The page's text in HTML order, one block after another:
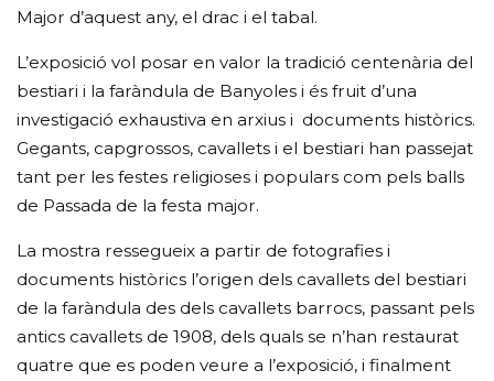
Major d’aquest any, el drac i el tabal.
L’exposició vol posar en valor la tradició centenària del
bestiari i la faràndula de Banyoles i és fruit d’una
investigació exhaustiva en arxius i documents històrics.
Gegants, capgrossos, cavallets i el bestiari han passejat
tant per les festes religioses i populars com pels balls
de Passada de la festa major.
La mostra ressegueix a partir de fotografies i
documents històrics l’origen dels cavallets del bestiari
de la faràndula des dels cavallets barrocs, passant pels
antics cavallets de 1908, dels quals se n’han restaurat
quatre que es poden veure a l’exposició, i finalment